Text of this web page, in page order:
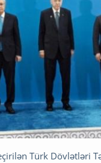
Türk Dövlətləri